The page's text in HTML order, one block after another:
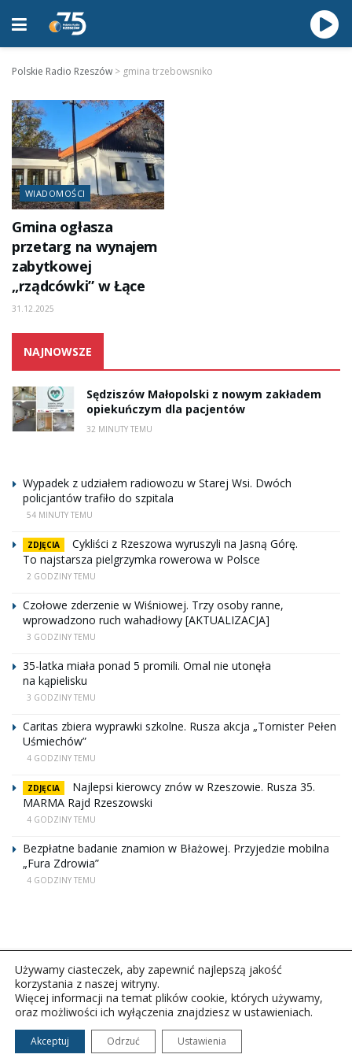
Polskie Radio Rzeszów > gmina trzebowsniko
WIADOMOŚCI
Gmina ogłasza
przetarg na wynajem
zabytkowej
„rządcówki” w Łące
31.12.2025
NAJNOWSZE
Sędziszów Małopolski z nowym zakładem
opiekuńczym dla pacjentów
32 MINUTY TEMU
Wypadek z udziałem radiowozu w Starej Wsi. Dwóch
policjantów trafiło do szpitala
54 MINUTY TEMU
ZDJĘCIA
Cykliści z Rzeszowa wyruszyli na Jasną Górę.
To najstarsza pielgrzymka rowerowa w Polsce
2 GODZINY TEMU
Czołowe zderzenie w Wiśniowej. Trzy osoby ranne,
wprowadzono ruch wahadłowy [AKTUALIZACJA]
3 GODZINY TEMU
35-latka miała ponad 5 promili. Omal nie utonęła
na kąpielisku
3 GODZINY TEMU
Caritas zbiera wyprawki szkolne. Rusza akcja „Tornister Pełen
Uśmiechów”
4 GODZINY TEMU
ZDJĘCIA
Najlepsi kierowcy znów w Rzeszowie. Rusza 35.
MARMA Rajd Rzeszowski
4 GODZINY TEMU
Bezpłatne badanie znamion w Błażowej. Przyjedzie mobilna
„Fura Zdrowia”
4 GODZINY TEMU
Copyright © 2026Polskie Radio Rzeszów S.A. w likwidacj.
Wszelkie prawa zastrzeżone.
Używamy ciasteczek, aby zapewnić najlepszą jakość
korzystania z naszej witryny.
Więcej informacji na temat plików cookie, których używamy,
oraz możliwości ich wyłączenia znajdziesz w ustawieniach.
Akceptuj Odrzuć Ustawienia